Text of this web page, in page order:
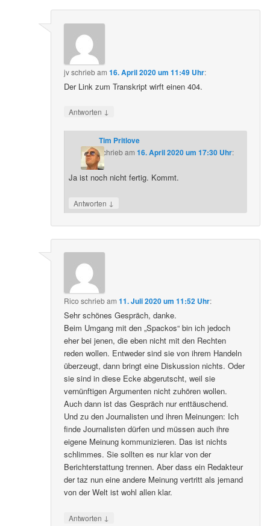
jvschriebam16. April 2020 um 11:49 Uhr:
Der Link zum Transkript wirft einen 404.
Antworten ↓
Tim Pritlove
schriebam 16. April 2020 um 17:30 Uhr:
Ja ist noch nicht fertig. Kommt.
Antworten ↓
Rico schriebam11. Juli 2020 um 11:52 Uhr:
Sehr schönes Gespräch, danke.
Beim Umgang mit den „Spackos“ bin ich jedoch
eher bei jenen, die eben nicht mit den Rechten
reden wollen. Entweder sind sie von ihrem Handeln
überzeugt, dann bringt eine Diskussion nichts. Oder
sie sind in diese Ecke abgerutscht, weil sie
vernünftigen Argumenten nicht zuhören wollen.
Auch dann ist das Gespräch nur enttäuschend.
Und zu den Journalisten und ihren Meinungen: Ich
finde Journalisten dürfen und müssen auch ihre
eigene Meinung kommunizieren. Das ist nichts
schlimmes. Sie sollten es nur klar von der
Berichterstattung trennen. Aber dass ein Redakteur
der taz nun eine andere Meinung vertritt als jemand
von der Welt ist wohl allen klar.
Antworten ↓